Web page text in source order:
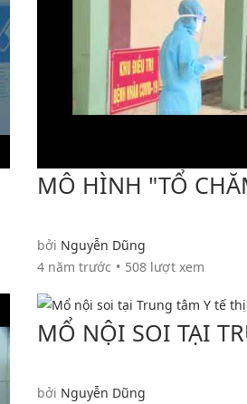
MÔ HÌNH "TỔ
TÂM Y TẾ AN NHƠN"
bởi Nguyễn Dũng
4 năm trước
508 lượt xem
MỔ NỘI SOI TẠI
bởi Nguyễn Dũng